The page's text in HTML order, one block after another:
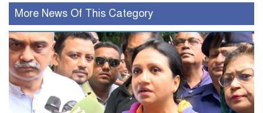
More News Of This Category